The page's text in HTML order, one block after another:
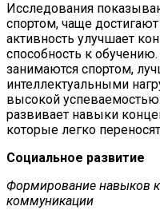
Исследования
спортом, чаще
активность улучшает
способность к
занимаются спортом,
интеллектуальными
высокой
развивает навыки
которые легко
Социальное развитие
Формирование навыков
коммуникации